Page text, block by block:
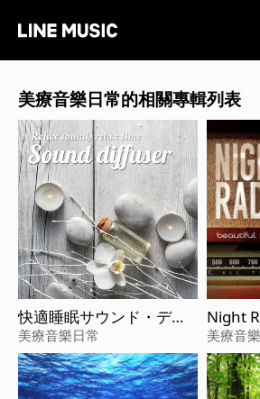
美療音樂日常的相關專輯列表
快適睡眠サウンド・ディ
フューザー (Sound Diffus
er)
美療音樂日常
Night
のラジ
美療音